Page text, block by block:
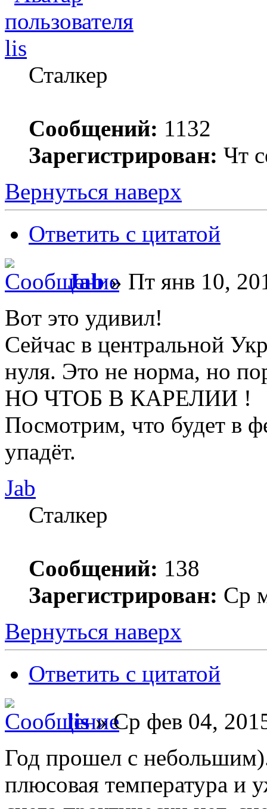
lis
Сталкер
Сообщений: 1132
Зарегистрирован: Чт
Вернуться наверх
Ответить с цитатой
Jab» Пт янв 10,
Вот это удивил!
Сейчас в центральной
нуля. Это не норма, но
НО ЧТОБ В КАРЕЛИИ !
Посмотрим, что будет в
упадёт.
Jab
Сталкер
Сообщений: 138
Зарегистрирован: Ср
Вернуться наверх
Ответить с цитатой
lis» Ср фев 04,
Год прошел с
плюсовая температура и